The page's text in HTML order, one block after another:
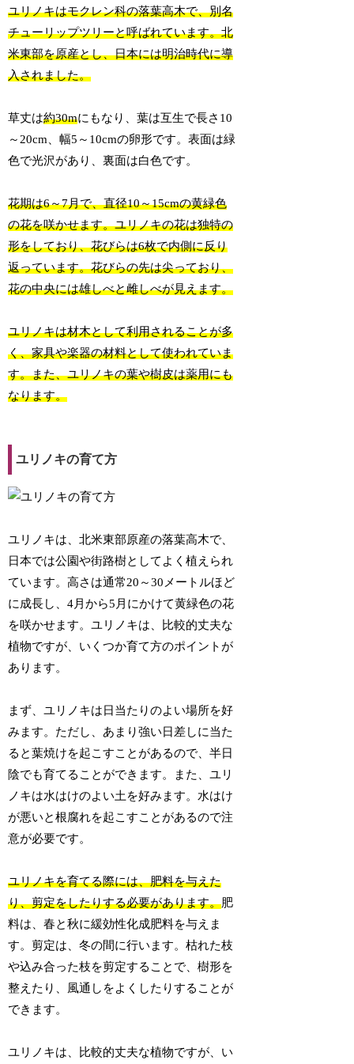
ユリノキはモクレン科の落葉高木で、別名
チューリップツリーと呼ばれています。北
米東部を原産とし、日本には明治時代に導
入されました。
草丈は約30mにもなり、葉は互生で長さ10
～20cm、幅5～10cmの卵形です。表面は緑
色で光沢があり、裏面は白色です。
花期は6～7月で、直径10～15cmの黄緑色
の花を咲かせます。ユリノキの花は独特の
形をしており、花びらは6枚で内側に反り
返っています。花びらの先は尖っており、
花の中央には雄しべと雌しべが見えます。
ユリノキは材木として利用されることが多
く、家具や楽器の材料として使われていま
す。また、ユリノキの葉や樹皮は薬用にも
なります。
ユリノキの育て方
ユリノキは、北米東部原産の落葉高木で、
日本では公園や街路樹としてよく植えられ
ています。高さは通常20～30メートルほど
に成長し、4月から5月にかけて黄緑色の花
を咲かせます。ユリノキは、比較的丈夫な
植物ですが、いくつか育て方のポイントが
あります。
まず、ユリノキは日当たりのよい場所を好
みます。ただし、あまり強い日差しに当た
ると葉焼けを起こすことがあるので、半日
陰でも育てることができます。また、ユリ
ノキは水はけのよい土を好みます。水はけ
が悪いと根腐れを起こすことがあるので注
意が必要です。
ユリノキを育てる際には、肥料を与えた
り、剪定をしたりする必要があります。肥
料は、春と秋に緩効性化成肥料を与えま
す。剪定は、冬の間に行います。枯れた枝
や込み合った枝を剪定することで、樹形を
整えたり、風通しをよくしたりすることが
できます。
ユリノキは、比較的丈夫な植物ですが、い